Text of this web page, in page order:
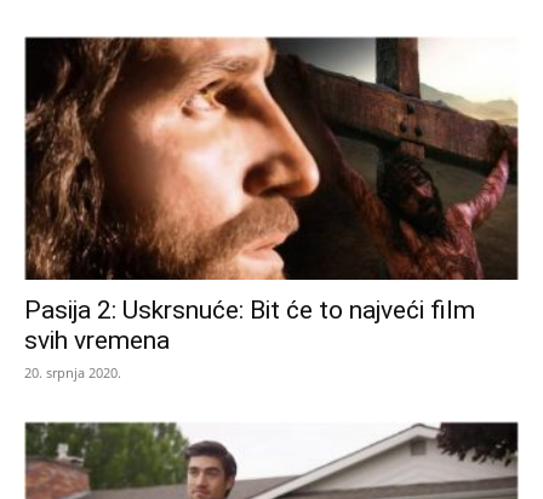
Pasija 2: Uskrsnuće: Bit će to najveći film
svih vremena
20. srpnja 2020.